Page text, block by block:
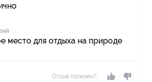
место для отдыха на природе
Отзыв полезен?